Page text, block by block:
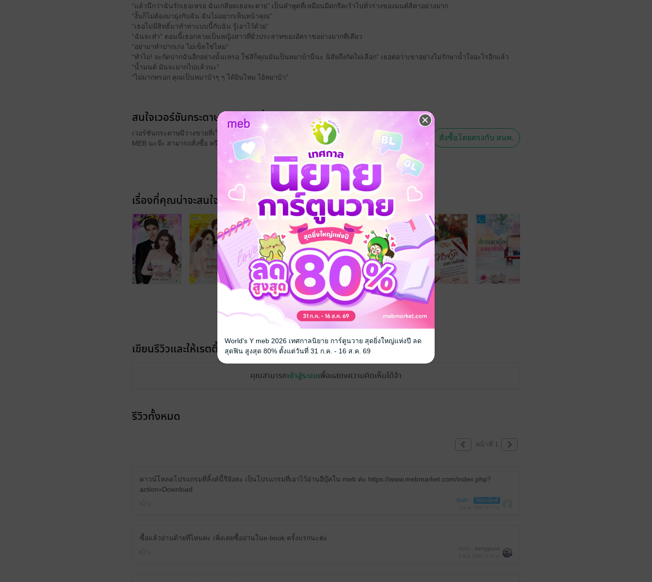
“แล้วนึกว่าฉันรักเธอเหรอ ฉันเกลียดเธอจะตาย” เป็นคำพูดที่เหมือนมีดกรีดเร้าไปทั่วร่างของมนต์สิตาอย่างมาก
“งั้นก็ไม่ต้องมายุ่งกับฉัน ฉันไม่อยากเห็นหน้าคุณ”
“เธอไม่มีสิทธิ์มาทำท่าแบบนี้กับฉัน รู้เอาไว้ด้วย”
“ฉันจะทำ” ตอนนี้เธอกลายเป็นหญิงสาวที่ยั่วประสาทของอัคราชอย่างมากทีเดียว
“อย่ามาทำปากเก่ง ไม่เข็ดใช่ไหม”
“ทำไม! จะกัดปากฉันอีกอย่างนั้นเหรอ ใช่สิก็คุณมันเป็นหมาบ้านี่นะ นิสัยถึงกัดไม่เลือก” เธอต่อว่าเขาอย่างไม่รักษาน้ำใจอะไรอีกแล้ว
“น้ำมนต์ มันจะมากไปแล้วนะ”
“ไม่มากหรอก คุณเป็นหมาบ้าๆ ๆ ได้ยินไหม ไอ้หมาบ้า”
สนใจเวอร์ชันกระดาษ เชิญทางนี้!
เวอร์ชันกระดาษมีวางขายที่เว็บไซต์สำนักพิมพ์ จะไม่มีขายโดย
MEB นะจ๊ะ สามารถสั่งซื้อ หรือติดต่อคนขายโดยตรงเลยจ้ะ
สั่งซื้อโดยตรงกับ สนพ.
เรื่องที่คุณน่าจะสนใจ
เขียนรีวิวและให้เรตติ้ง
คุณสามารถเข้าสู่ระบบเพื่อแสดงความคิดเห็นได้จ้า
รีวิวทั้งหมด
หน้าที่ 1
ดาวน์โหลดโปรแกรมที่ลิ้งค์นี้รึยังคะ เป็นโปรแกรมที่เอาไว้อ่านอีบุ๊คใน meb ค่ะ https://www.mebmarket.com/index.php?
action=Download
มีแล้ว - รัตมาบุ๊คส์
ซื้อแล้วอ่านด้ายที่ไหนค่ะ เพิ่งเคยซื้ออ่านในe-book ครั้งแรกนะค่ะ
berrypunk
World's Y meb 2026 เทศกาลนิยาย การ์ตูนวาย สุดยิ่งใหญ่แห่งปี ลด
สุดฟิน สูงสุด 80% ตั้งแต่วันที่ 31 ก.ค. - 16 ส.ค. 69